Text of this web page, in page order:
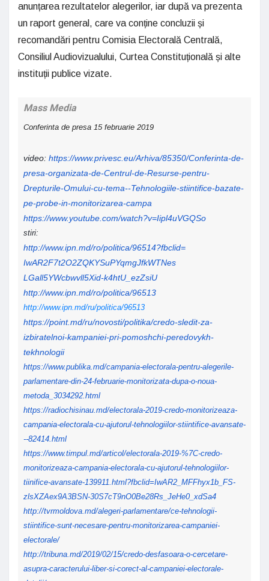
anunțarea rezultatelor alegerilor, iar după va prezenta
un raport general, care va conține concluzii și
recomandări pentru Comisia Electorală Centrală,
Consiliul Audiovizualului, Curtea Constituțională și alte
instituții publice vizate.
Mass Media
Conferinta de presa 15 februarie 2019
video: https://www.privesc.eu/Arhiva/85350/Conferinta-de-
presa-organizata-de-Centrul-de-Resurse-pentru-
Drepturile-Omului-cu-tema--Tehnologiile-stiintifice-bazate-
pe-probe-in-monitorizarea-campa
https://www.youtube.com/watch?v=Iipl4uVGQSo
stiri:
http://www.ipn.md/ro/politica/96514?fbclid=
IwAR2F7t2O2ZQKYSuPYqmgJfkWTNes
LGall5YWcbwvll5Xid-k4htU_ ezZsiU
http://www.ipn.md/ro/politica/96513
http://www.ipn.md/ru/politica/96513
https://point.md/ru/novosti/politika/credo-sledit-za-
izbiratelnoi-kampaniei-pri-pomoshchi-peredovykh-
tekhnologii
https://www.publika.md/campania-electorala-pentru-alegerile-
parlamentare-din-24-februarie-monitorizata-dupa-o-noua-
metoda_3034292.html
https://radiochisinau.md/electorala-2019-credo-monitorizeaza-
campania-electorala-cu-ajutorul-tehnologiilor-stiintifice-avansate-
--82414.html
https://www.timpul.md/articol/electorala-2019-%7C-credo-
monitorizeaza-campania-electorala-cu-ajutorul-tehnologiilor-
tiinifice-avansate-139911.html?fbclid=IwAR2_MFFhyx1b_FS-
zlsXZAex9A3BSN-30S7cT9nO0Be28Rs_JeHe0_xdSa4
http://tvrmoldova.md/alegeri-parlamentare/ce-tehnologii-
stiintifice-sunt-necesare-pentru-monitorizarea-campaniei-
electorale/
http://tribuna.md/2019/02/15/credo-desfasoara-o-cercetare-
asupra-caracterului-liber-si-corect-al-campaniei-electorale-